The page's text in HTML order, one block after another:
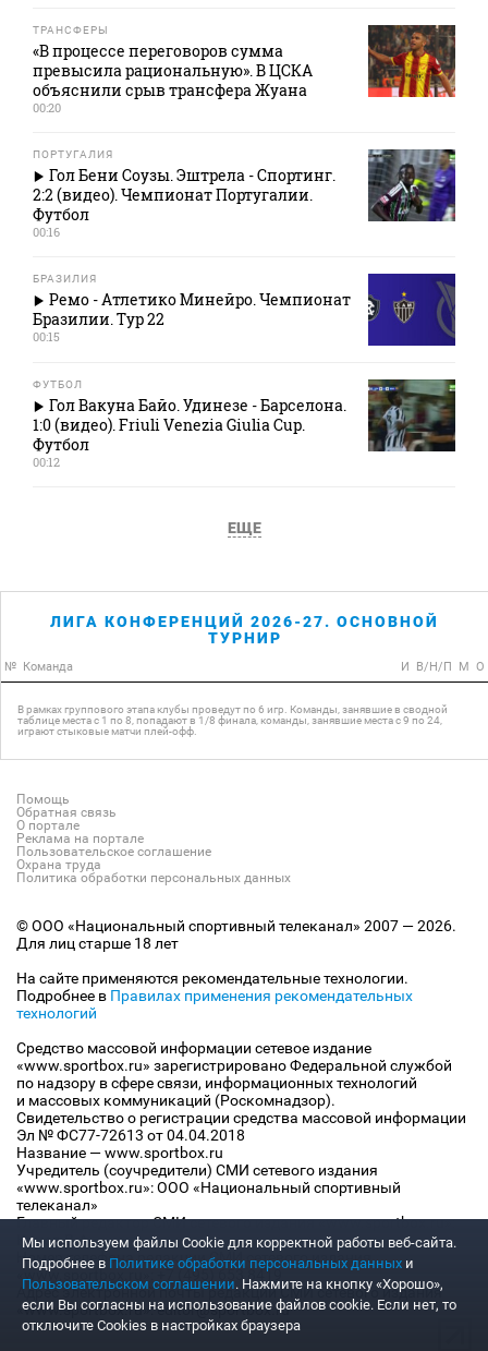
ТРАНСФЕРЫ
«В процессе переговоров сумма
превысила рациональную». В ЦСКА
объяснили срыв трансфера Жуана
00:20
ПОРТУГАЛИЯ
Гол Бени Соузы. Эштрела - Спортинг.
2:2 (видео). Чемпионат Португалии.
Футбол
00:16
БРАЗИЛИЯ
Ремо - Атлетико Минейро. Чемпионат
Бразилии. Тур 22
00:15
ФУТБОЛ
Гол Вакуна Байо. Удинезе - Барселона.
1:0 (видео). Friuli Venezia Giulia Cup.
Футбол
00:12
ЕЩЕ
ЛИГА КОНФЕРЕНЦИЙ 2026-27. ОСНОВНОЙ
ТУРНИР
№ Команда И В/Н/П М О
В рамках группового этапа клубы проведут по 6 игр. Команды, занявшие в сводной
таблице места с 1 по 8, попадают в 1/8 финала, команды, занявшие места с 9 по 24,
играют стыковые матчи плей-офф.
Помощь
Обратная связь
О портале
Реклама на портале
Пользовательское соглашение
Охрана труда
Политика обработки персональных данных
© ООО «Национальный спортивный телеканал» 2007 — 2026.
Для лиц старше 18 лет
На сайте применяются рекомендательные технологии.
Подробнее в Правилах применения рекомендательных
технологий
Средство массовой информации сетевое издание
«www.sportbox.ru» зарегистрировано Федеральной службой
по надзору в сфере связи, информационных технологий
и массовых коммуникаций (Роскомнадзор).
Свидетельство о регистрации средства массовой информации
Эл № ФС77-72613 от 04.04.2018
Название — www.sportbox.ru
Учредитель (соучредители) СМИ сетевого издания
«www.sportbox.ru»: ООО «Национальный спортивный
телеканал»
Главный редактор СМИ сетевого издания «www.sportbox.ru»:
Конов В.А.
Номер телефона редакции СМИ сетевого издания
«www.sportbox.ru»: +7 (495) 653 8419
Адрес электронной почты редакции СМИ сетевого издания
«www.sportbox.ru»: editor@sportbox.ru
Мы используем файлы Сookie для корректной работы веб-сайта.
Подробнее в Политике обработки персональных данных и
Пользовательском соглашении. Нажмите на кнопку «Хорошо»,
если Вы согласны на использование файлов cookie. Если нет, то
отключите Cookies в настройках браузера